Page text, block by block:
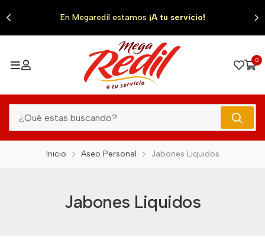
En Megaredil estamos ¡A tu servicio!
0
Inicio Aseo Personal Jabones Liquidos
Jabones Liquidos